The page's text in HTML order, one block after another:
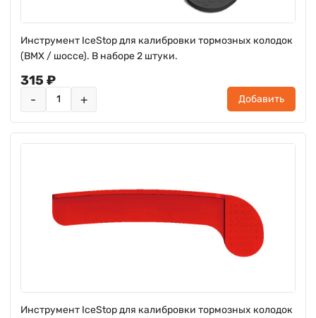
Инструмент IceStop для калибровки тормозных колодок
(BMX / шоссе). В наборе 2 штуки.
315 ₽
- + Добавить
Инструмент IceStop для калибровки тормозных колодок